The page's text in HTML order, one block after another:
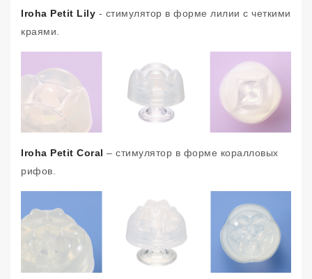
Iroha Petit Lily - стимулятор в форме лилии с четкими
краями.
Iroha Petit Coral – стимулятор в форме коралловых
рифов.